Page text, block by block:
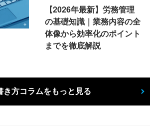
【2026年最新】労務管理
の基礎知識｜業務内容の全
体像から効率化のポイント
までを徹底解説
き方コラムをもっと見る